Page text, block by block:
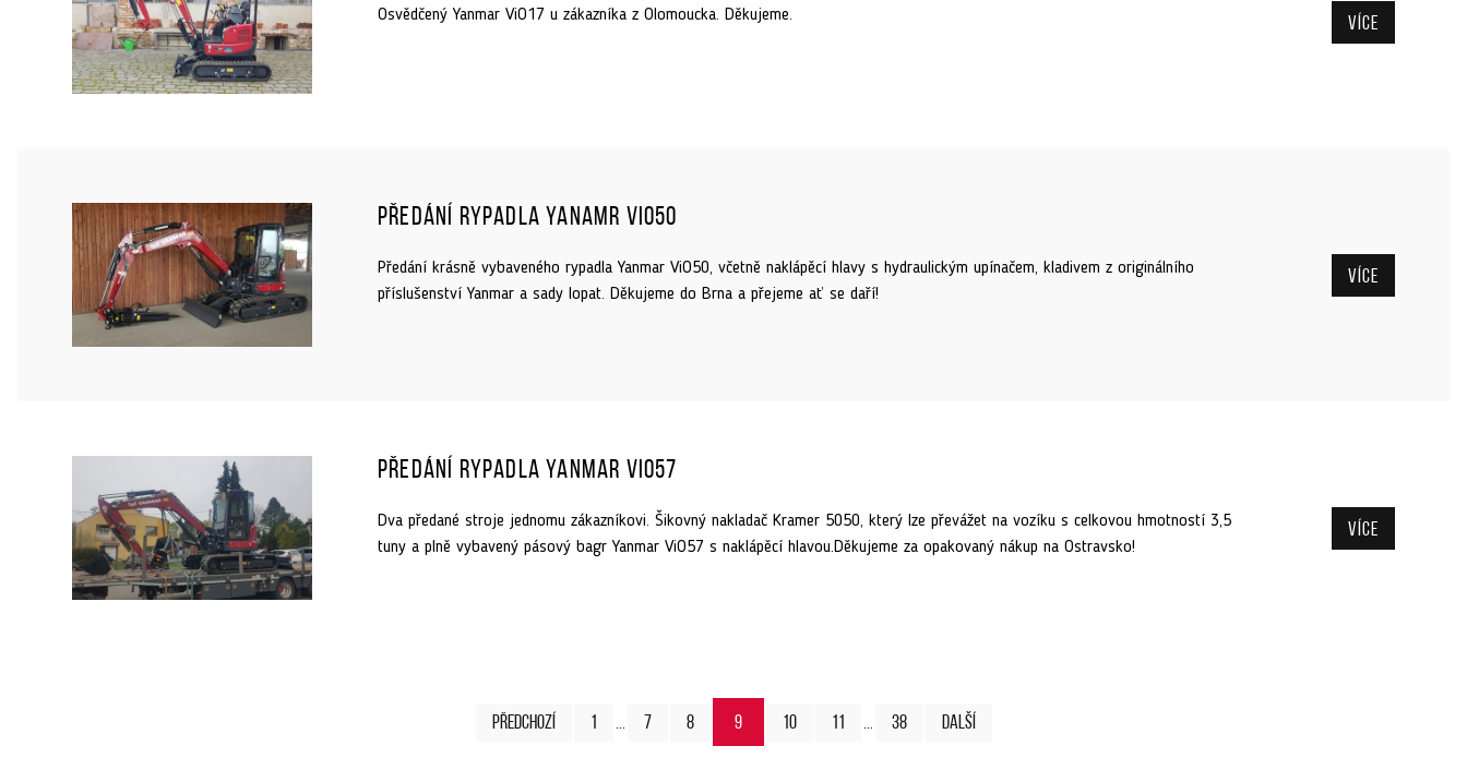
Osvědčený Yanmar ViO17 u zákazníka z Olomoucka. Děkujeme. Více
Předání rypadla Yanamr ViO50
Předání krásně vybaveného rypadla Yanmar ViO50, včetně naklápěcí hlavy s hydraulickým upínačem, kladivem z originálního
příslušenství Yanmar a sady lopat. Děkujeme do Brna a přejeme ať se daří!
Více
Předání rypadla Yanmar ViO57
Dva předané stroje jednomu zákazníkovi. Šikovný nakladač Kramer 5050, který lze převážet na vozíku s celkovou hmotností 3,5
tuny a plně vybavený pásový bagr Yanmar ViO57 s naklápěcí hlavou.Děkujeme za opakovaný nákup na Ostravsko!
Více
Předchozí 1 … 7 8 9 10 11 … 38 Další